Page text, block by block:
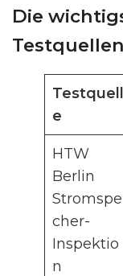
Die
Testquellen
Testquell
e
HTW
Berlin
cher-
Inspektio
n